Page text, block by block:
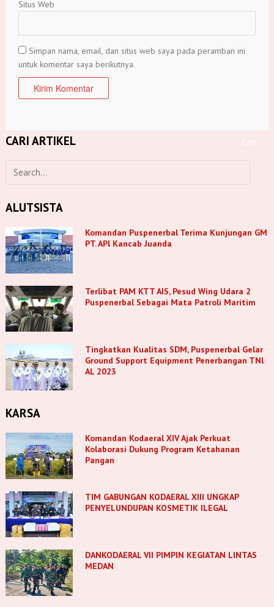
Situs Web
Simpan nama, email, dan situs web saya pada peramban ini
untuk komentar saya berikutnya.
CARI ARTIKEL
ALUTSISTA
Komandan Puspenerbal Terima Kunjungan GM
PT. APl Kancab Juanda
Terlibat PAM KTT AIS, Pesud Wing Udara 2
Puspenerbal Sebagai Mata Patroli Maritim
Tingkatkan Kualitas SDM, Puspenerbal Gelar
Ground Support Equipment Penerbangan TNl
AL 2023
KARSA
Komandan Kodaeral XIV Ajak Perkuat
Kolaborasi Dukung Program Ketahanan
Pangan
TIM GABUNGAN KODAERAL XIII UNGKAP
PENYELUNDUPAN KOSMETIK ILEGAL
DANKODAERAL VII PIMPIN KEGIATAN LINTAS
MEDAN